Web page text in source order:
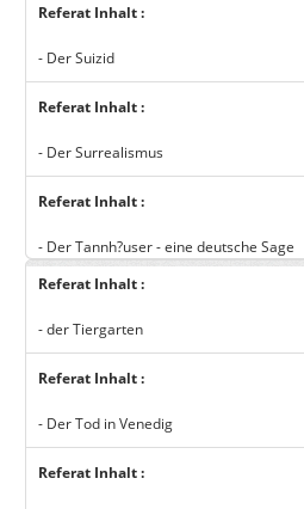
Referat Inhalt :
- Der Suizid
Referat Inhalt :
- Der Surrealismus
Referat Inhalt :
- Der Tannh?user - eine deutsche Sage
Referat Inhalt :
- der Tiergarten
Referat Inhalt :
- Der Tod in Venedig
Referat Inhalt :